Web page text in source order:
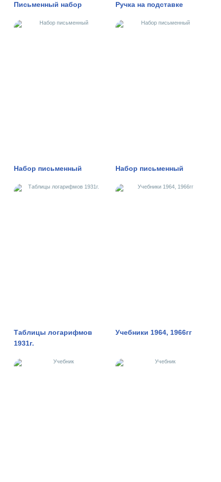
Письменный набор Ручка на подставке
Набор письменный Набор письменный
Таблицы логарифмов
1931г.
Учебники 1964, 1966гг